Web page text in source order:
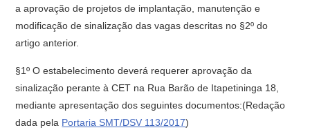
a aprovação de projetos de implantação, manutenção e
modificação de sinalização das vagas descritas no §2º do
artigo anterior.
§1º O estabelecimento deverá requerer aprovação da
sinalização perante à CET na Rua Barão de Itapetininga 18,
mediante apresentação dos seguintes documentos:(Redação
dada pela Portaria SMT/DSV 113/2017)